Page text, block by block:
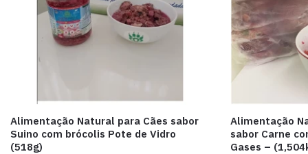
Alimentação Natural para Cães sabor
Suino com brócolis Pote de Vidro
(518g)
Alimentação
sabor Carne
Gases –